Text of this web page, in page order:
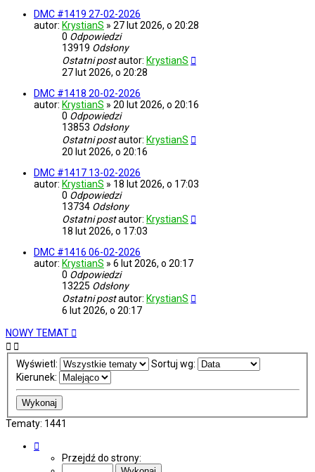
DMC #1419 27-02-2026
autor: KrystianS » 27 lut 2026, o 20:28
0 Odpowiedzi
13919 Odsłony
Ostatni postautor: KrystianS
27 lut 2026, o 20:28
DMC #1418 20-02-2026
autor: KrystianS » 20 lut 2026, o 20:16
0 Odpowiedzi
13853 Odsłony
Ostatni postautor: KrystianS
20 lut 2026, o 20:16
DMC #1417 13-02-2026
autor: KrystianS » 18 lut 2026, o 17:03
0 Odpowiedzi
13734 Odsłony
Ostatni postautor: KrystianS
18 lut 2026, o 17:03
DMC #1416 06-02-2026
autor: KrystianS » 6 lut 2026, o 20:17
0 Odpowiedzi
13225 Odsłony
Ostatni postautor: KrystianS
6 lut 2026, o 20:17
NOWY TEMAT
Wyświetl:
Sortuj wg:
Kierunek:
Tematy: 1441
Przejdź do strony: